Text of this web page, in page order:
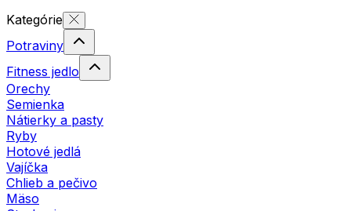
Kategórie
Potraviny
Fitness jedlo
Orechy
Semienka
Nátierky a pasty
Ryby
Hotové jedlá
Vajíčka
Chlieb a pečivo
Mäso